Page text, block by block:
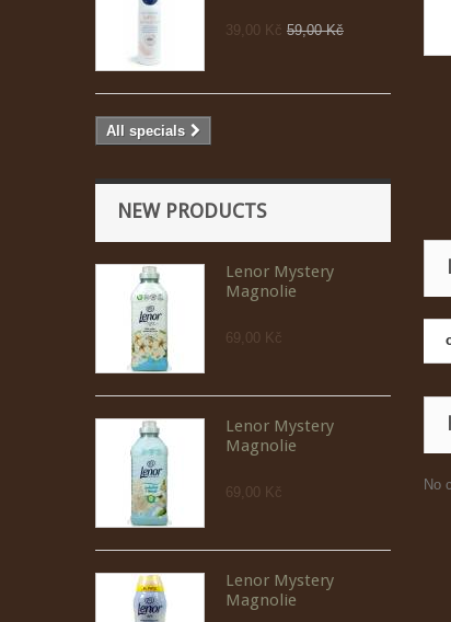
39,00 Kč 59,00 Kč
All specials
NEW PRODUCTS
Lenor Mystery
Magnolie
69,00 Kč
Lenor Mystery
Magnolie
69,00 Kč
Lenor Mystery
Magnolie
No